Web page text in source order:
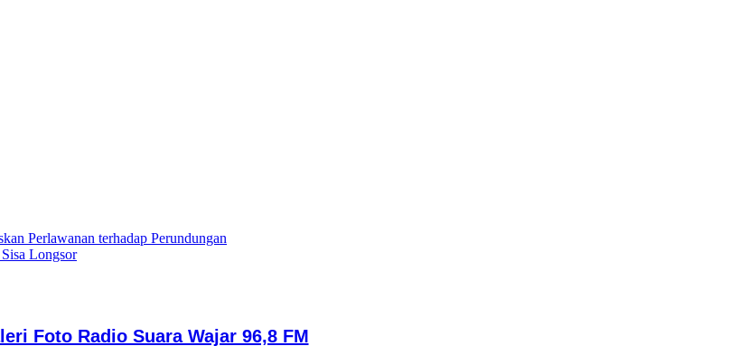
Perlawanan terhadap Perundungan
Longsor
Foto Radio Suara Wajar 96,8 FM